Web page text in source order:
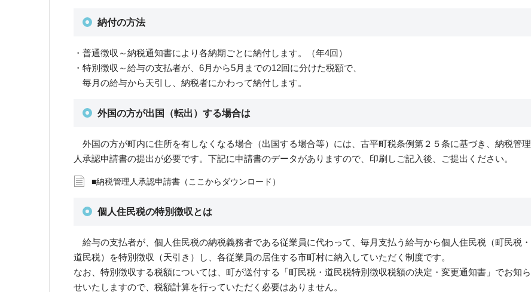
納付の方法
・普通徴収～納税通知書により各納期ごとに納付します。（年4回）
・特別徴収～給与の支払者が、6月から5月までの12回に分けた税額で、
毎月の給与から天引し、納税者にかわって納付します。
外国の方が出国（転出）する場合は
外国の方が町内に住所を有しなくなる場合（出国する場合等）には、古平町税条例第２５条に基づき、納税管理
人承認申請書の提出が必要です。下記に申請書のデータがありますので、印刷しご記入後、ご提出ください。
■納税管理人承認申請書（ここからダウンロード）
個人住民税の特別徴収とは
給与の支払者が、個人住民税の納税義務者である従業員に代わって、毎月支払う給与から個人住民税（町民税・
道民税）を特別徴収（天引き）し、各従業員の居住する市町村に納入していただく制度です。
なお、特別徴収する税額については、町が送付する「町民税・道民税特別徴収税額の決定・変更通知書」でお知ら
せいたしますので、税額計算を行っていただく必要はありません。